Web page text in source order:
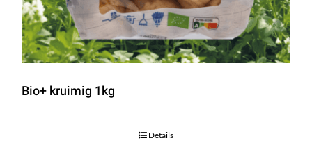
Bio+ kruimig 1kg
Details